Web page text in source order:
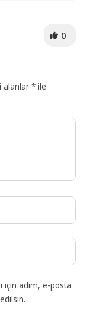
0
alanlar* ile
için adım, e-posta